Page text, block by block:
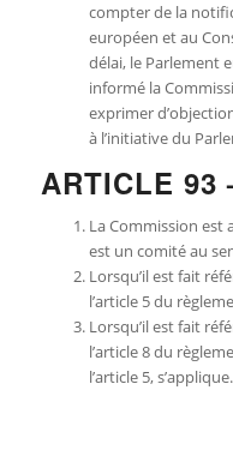
compter de la
européen et au
délai, le Parlement
informé la
exprimer
à l’initiative du
ARTICLE 93
La Commission est
est un comité au
Lorsqu’il est fait
l’article 5 du
Lorsqu’il est fait
l’article 8 du
l’article 5, s’applique.